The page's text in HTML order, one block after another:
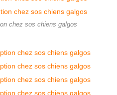
chez sos chiens galgos